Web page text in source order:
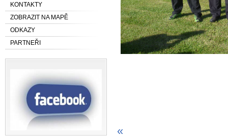
KONTAKTY
ZOBRAZIT NA MAPĚ
ODKAZY
PARTNEŘI
«